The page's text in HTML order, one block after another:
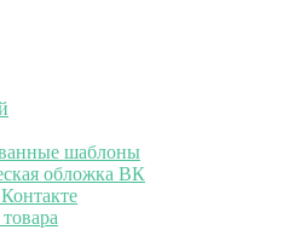
шаблоны
обложка ВК